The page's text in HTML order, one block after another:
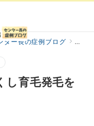
ター長の症例ブログ 阿部
し育毛発毛を